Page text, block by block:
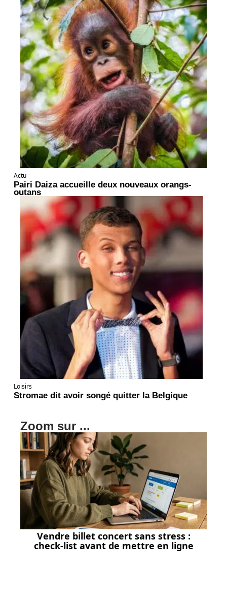
Actu
Pairi Daiza accueille deux nouveaux orangs-
outans
Loisirs
Stromae dit avoir songé quitter la Belgique
Zoom sur ...
Vendre billet concert sans stress :
check-list avant de mettre en ligne